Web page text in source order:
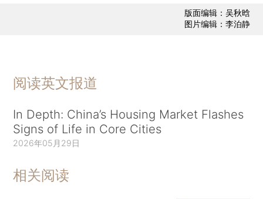
版面编辑：吴秋晗
图片编辑：李泊静
阅读英文报道
In Depth: China’s Housing Market Flashes
Signs of Life in Core Cities
2026年05月29日
相关阅读